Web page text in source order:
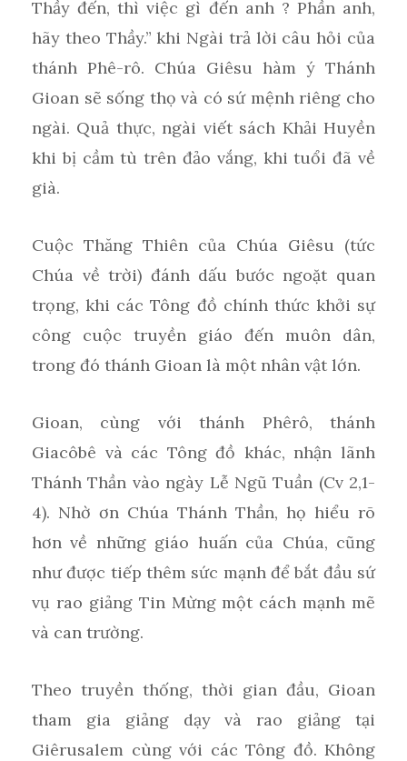
Thầy đến, thì việc gì đến anh ? Phần anh,
hãy theo Thầy.” khi Ngài trả lời câu hỏi của
thánh Phê-rô. Chúa Giêsu hàm ý Thánh
Gioan sẽ sống thọ và có sứ mệnh riêng cho
ngài. Quả thực, ngài viết sách Khải Huyền
khi bị cầm tù trên đảo vắng, khi tuổi đã về
già.
Cuộc Thăng Thiên của Chúa Giêsu (tức
Chúa về trời) đánh dấu bước ngoặt quan
trọng, khi các Tông đồ chính thức khởi sự
công cuộc truyền giáo đến muôn dân,
trong đó thánh Gioan là một nhân vật lớn.
Gioan, cùng với thánh Phêrô, thánh
Giacôbê và các Tông đồ khác, nhận lãnh
Thánh Thần vào ngày Lễ Ngũ Tuần (Cv 2,1-
4). Nhờ ơn Chúa Thánh Thần, họ hiểu rõ
hơn về những giáo huấn của Chúa, cũng
như được tiếp thêm sức mạnh để bắt đầu sứ
vụ rao giảng Tin Mừng một cách mạnh mẽ
và can trường.
Theo truyền thống, thời gian đầu, Gioan
tham gia giảng dạy và rao giảng tại
Giêrusalem cùng với các Tông đồ. Không